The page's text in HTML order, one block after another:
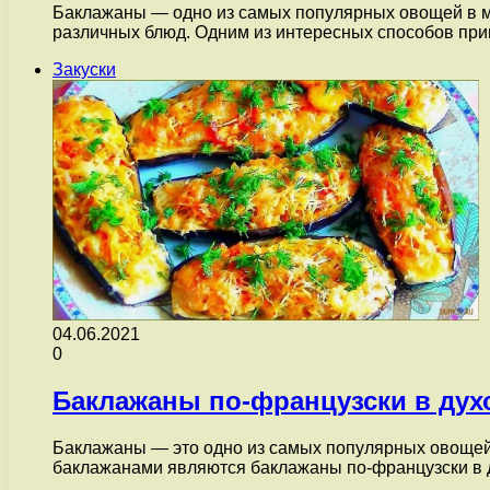
Баклажаны — одно из самых популярных овощей в
различных блюд. Одним из интересных способов
Закуски
04.06.2021
0
Баклажаны по-французски в
Баклажаны — это одно из самых популярных
баклажанами являются баклажаны по-французски в